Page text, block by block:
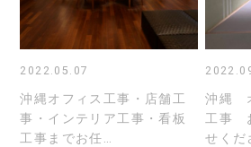
2022.05.07
沖縄オフィス工事・店舗工
事・インテリア工事・看板
工事までお任…
沖縄
工事
せくだ